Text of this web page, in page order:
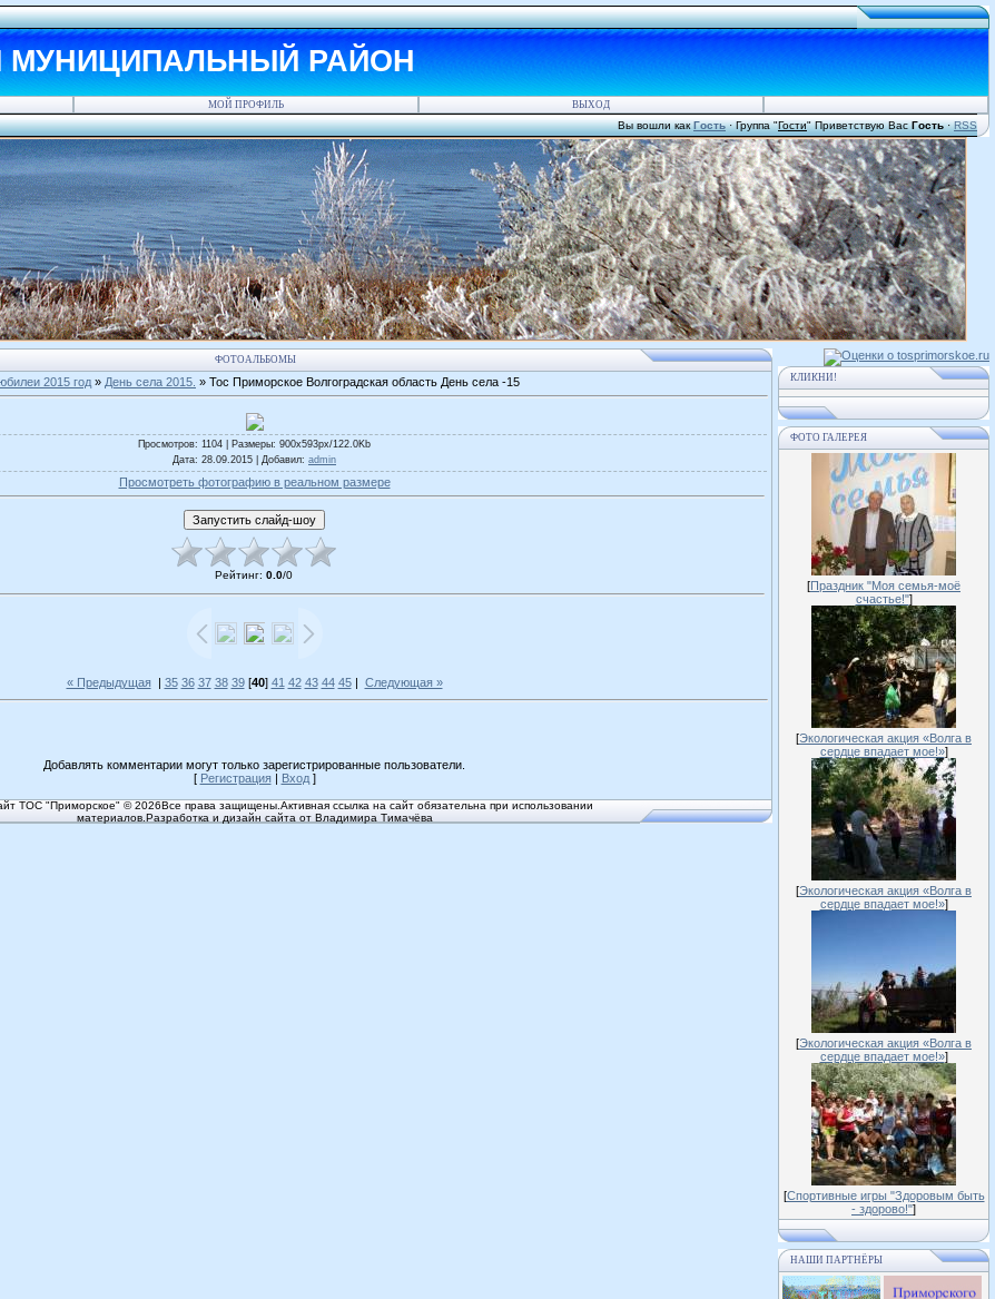
МУНИЦИПАЛЬНЫЙ РАЙОН
МОЙ ПРОФИЛЬ ВЫХОД
Вы вошли как Гость·Группа"Гости"Приветствую ВасГость·RSS
ФОТОАЛЬБОМЫ
2015 год » День села 2015. » Тос Приморское Волгоградская область День села -15
Просмотров: 1104 | Размеры: 900x593px/122.0Kb
Дата: 28.09.2015 | Добавил: admin
Просмотреть фотографию в реальном размере
Рейтинг: 0.0/0
« Предыдущая| 35 36 37 38 39[40] 41 42 43 44 45| Следующая »
Добавлять комментарии могут только зарегистрированные пользователи.
[ Регистрация| Вход]
ТОС "Приморское" © 2026Все права защищены.Активная ссылка на сайт обязательна при использовании
материалов.Разработка и дизайн сайта от Владимира Тимачёва
КЛИКНИ!
ФОТО ГАЛЕРЕЯ
[Праздник "Моя семья-моё
счастье!"]
[Экологическая акция «Волга в
сердце впадает мое!»]
[Экологическая акция «Волга в
сердце впадает мое!»]
[Экологическая акция «Волга в
сердце впадает мое!»]
[Спортивные игры "Здоровым быть
- здорово!"]
НАШИ ПАРТНЁРЫ